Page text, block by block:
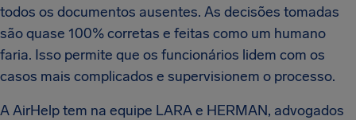
todos os documentos ausentes. As decisões tomadas
são quase 100% corretas e feitas como um humano
faria. Isso permite que os funcionários lidem com os
casos mais complicados e supervisionem o processo.
A AirHelp tem na equipe LARA e HERMAN, advogados